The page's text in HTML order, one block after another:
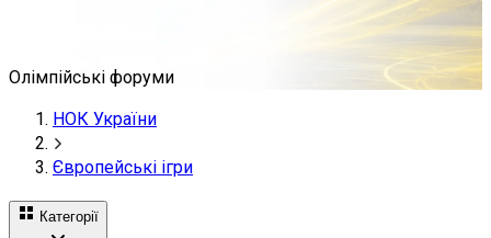
Олімпійські форуми
НОК України
Європейські ігри
Категорії